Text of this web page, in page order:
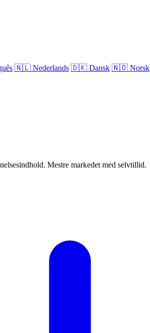
🇳🇱 Nederlands 🇩🇰 Dansk 🇳🇴 Norsk
Mestre markedet med selvtillid.